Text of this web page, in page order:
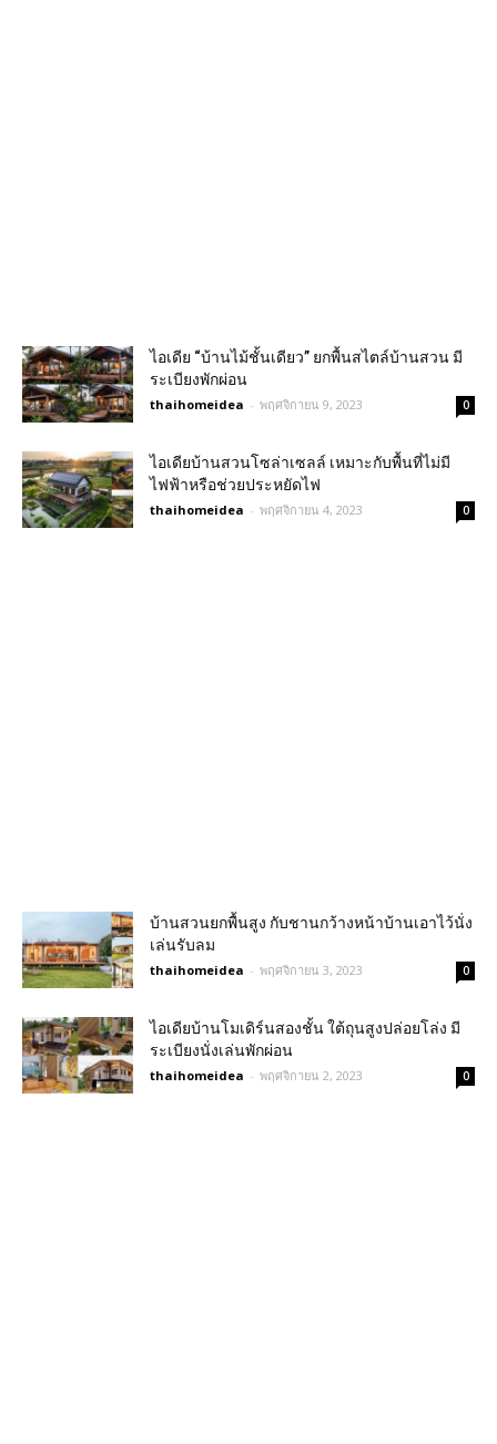
ไอเดีย “บ้านไม้ชั้นเดียว” ยกพื้นสไตล์บ้านสวน มี
ระเบียงพักผ่อน
thaihomeidea - พฤศจิกายน 9, 2023 0
ไอเดียบ้านสวนโซล่าเซลล์ เหมาะกับพื้นที่ไม่มี
ไฟฟ้าหรือช่วยประหยัดไฟ
thaihomeidea - พฤศจิกายน 4, 2023 0
บ้านสวนยกพื้นสูง กับชานกว้างหน้าบ้านเอาไว้นั่ง
เล่นรับลม
thaihomeidea - พฤศจิกายน 3, 2023 0
ไอเดียบ้านโมเดิร์นสองชั้น ใต้ถุนสูงปล่อยโล่ง มี
ระเบียงนั่งเล่นพักผ่อน
thaihomeidea - พฤศจิกายน 2, 2023 0